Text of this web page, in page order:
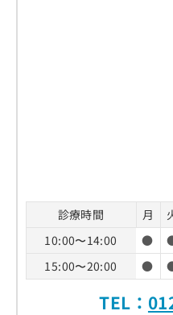
診療時間 月
10:00〜14:00
●
15:00〜20:00
●
TEL：